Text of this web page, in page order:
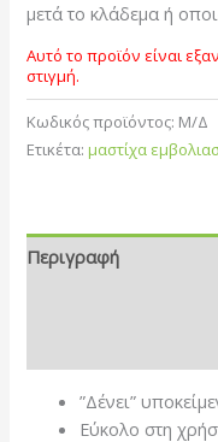
μετά το κλάδεμα ή
Αυτό το προϊόν είναι
στιγμή.
Κωδικός προϊόντος: Μ/Δ
Ετικέτα:μαστίχα
Περιγραφή
”Δένει”
Εύκολο στη